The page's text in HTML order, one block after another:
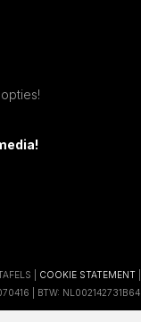
| COOKIE STATEMENT
| BTW: NL002142731B64